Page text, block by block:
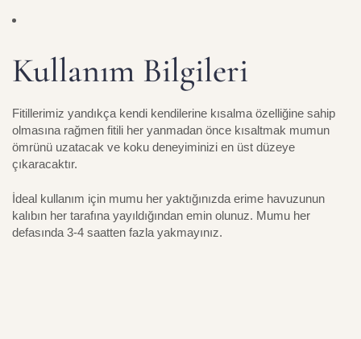
Kullanım Bilgileri
Fitillerimiz yandıkça kendi kendilerine kısalma özelliğine sahip
olmasına rağmen fitili her yanmadan önce kısaltmak mumun
ömrünü uzatacak ve koku deneyiminizi en üst düzeye
çıkaracaktır.
İdeal kullanım için mumu her yaktığınızda erime havuzunun
kalıbın her tarafına yayıldığından emin olunuz. Mumu her
defasında 3-4 saatten fazla yakmayınız.